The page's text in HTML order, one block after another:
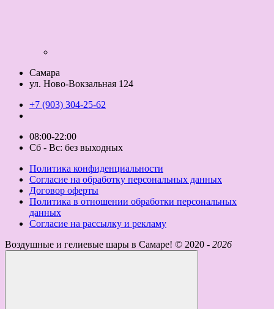
Самара
ул. Ново-Вокзальная 124
+7 (903) 304-25-62
08:00-22:00
Сб - Вс: без выходных
Политика конфиденциальности
Согласие на обработку персональных данных
Договор оферты
Политика в отношении обработки персональных
данных
Согласие на рассылку и рекламу
Воздушные и гелиевые шары в Самаре! © 2020 - 2026